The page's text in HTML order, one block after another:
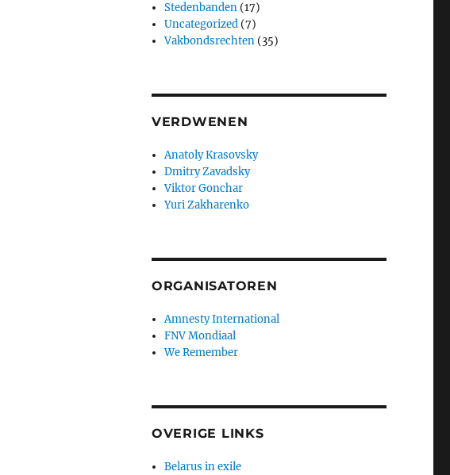
Stedenbanden (17)
Uncategorized (7)
Vakbondsrechten (35)
VERDWENEN
Anatoly Krasovsky
Dmitry Zavadsky
Viktor Gonchar
Yuri Zakharenko
ORGANISATOREN
Amnesty International
FNV Mondiaal
We Remember
OVERIGE LINKS
Belarus in exile